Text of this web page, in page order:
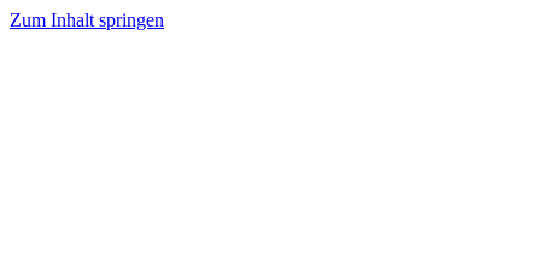
Zum Inhalt springen